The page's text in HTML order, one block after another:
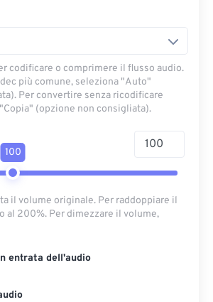
codificare o comprimere il flusso audio.
più comune, seleziona "Auto"
Per convertire senza ricodificare
(opzione non consigliata).
100
il volume originale. Per raddoppiare il
al 200%. Per dimezzare il volume,
entrata dell'audio